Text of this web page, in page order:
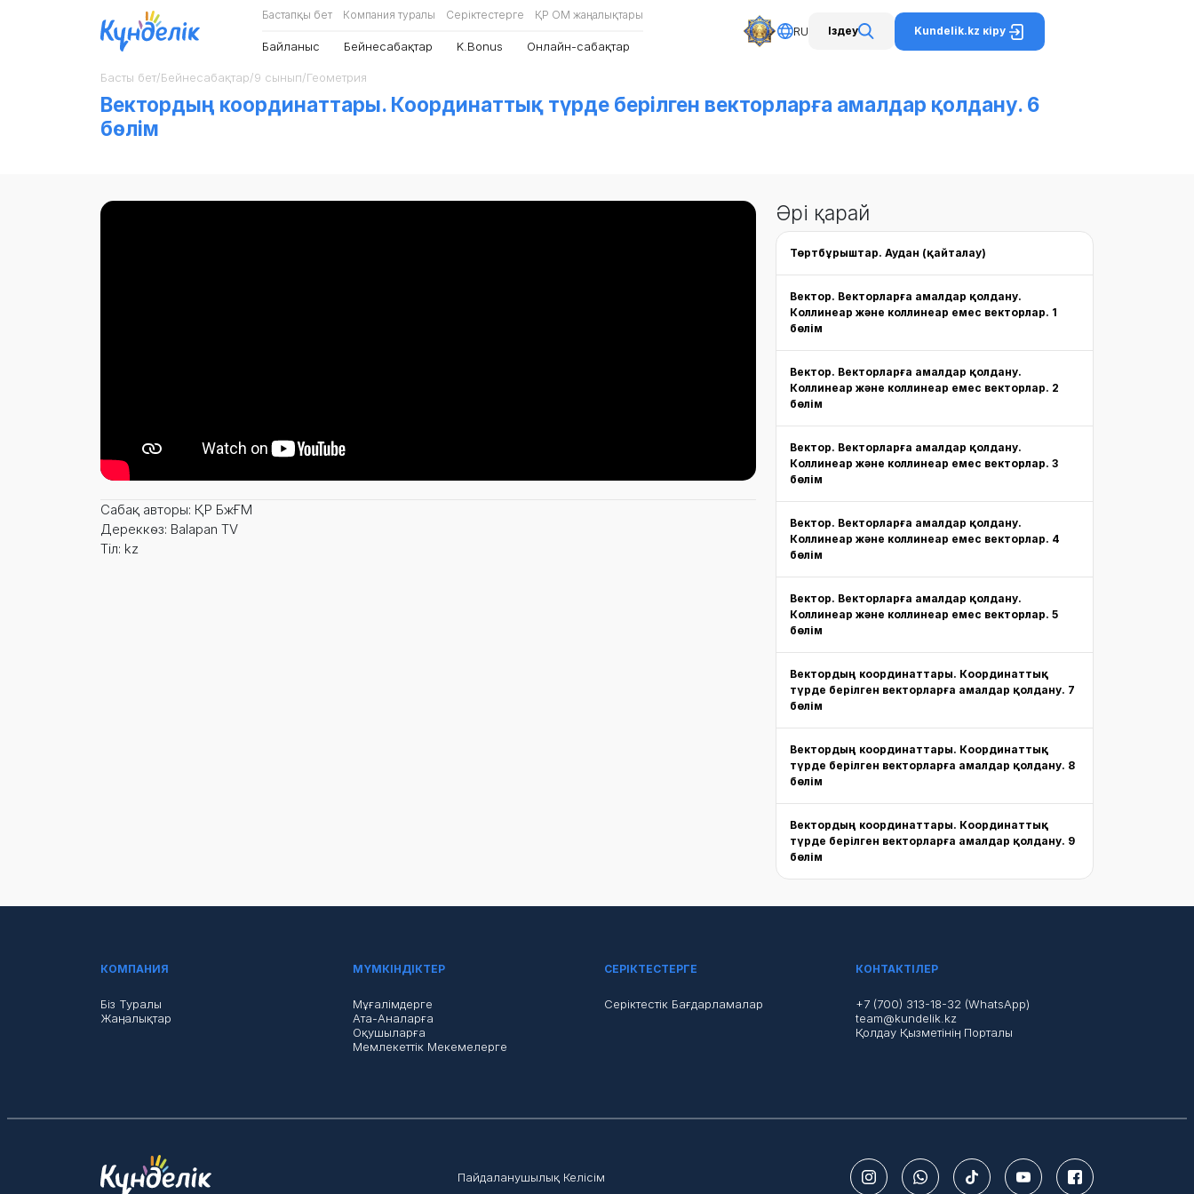
Бастапқы бет Компания туралы Серіктестерге ҚР ОМ жаңалықтары
Байланыс Бейнесабақтар K.Bonus Онлайн-сабақтар
RU Іздеу Kundelik.kz кіру
Басты бет/Бейнесабақтар/9 сынып/Геометрия
Вектордың координаттары. Координаттық түрде берілген векторларға амалдар қолдану. 6
бөлім
Сабақ авторы: ҚР БжҒМ
Дереккөз: Balapan TV
Тіл: kz
Әрі қарай
Төртбұрыштар. Аудан (қайталау)
Вектор. Векторларға амалдар қолдану.
Коллинеар және коллинеар емес векторлар. 1
бөлім
Вектор. Векторларға амалдар қолдану.
Коллинеар және коллинеар емес векторлар. 2
бөлім
Вектор. Векторларға амалдар қолдану.
Коллинеар және коллинеар емес векторлар. 3
бөлім
Вектор. Векторларға амалдар қолдану.
Коллинеар және коллинеар емес векторлар. 4
бөлім
Вектор. Векторларға амалдар қолдану.
Коллинеар және коллинеар емес векторлар. 5
бөлім
Вектордың координаттары. Координаттық
түрде берілген векторларға амалдар қолдану. 7
бөлім
Вектордың координаттары. Координаттық
түрде берілген векторларға амалдар қолдану. 8
бөлім
Вектордың координаттары. Координаттық
түрде берілген векторларға амалдар қолдану. 9
бөлім
КОМПАНИЯ
Біз Туралы
Жаңалықтар
МҮМКІНДІКТЕР
Мұғалімдерге
Ата-Аналарға
Оқушыларға
Мемлекеттік Мекемелерге
СЕРІКТЕСТЕРГЕ
Серіктестік Бағдарламалар
КОНТАКТІЛЕР
+7 (700) 313-18-32 (WhatsApp)
team@kundelik.kz
Қолдау Қызметінің Порталы
Пайдаланушылық Келісім